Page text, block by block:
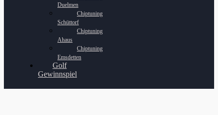
Duelmen
Chiptuning
Schüttorf
Chiptuning
Ahaus
Chiptuning
Emsdetten
Golf
Gewinnspiel